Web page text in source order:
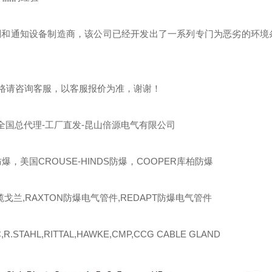
通知设备制造商，该公司已经开发出了一系列专门为恶劣的环境
请咨询客服，以客服报价为准，谢谢！
国总代理-工厂直发-昆山倍源电气有限公司
，美国CROUSE-HINDS防爆，COOPER库柏防爆
兰,RAXTON防爆电气管件,REDAPT防爆电气管件
CABLE GLAND